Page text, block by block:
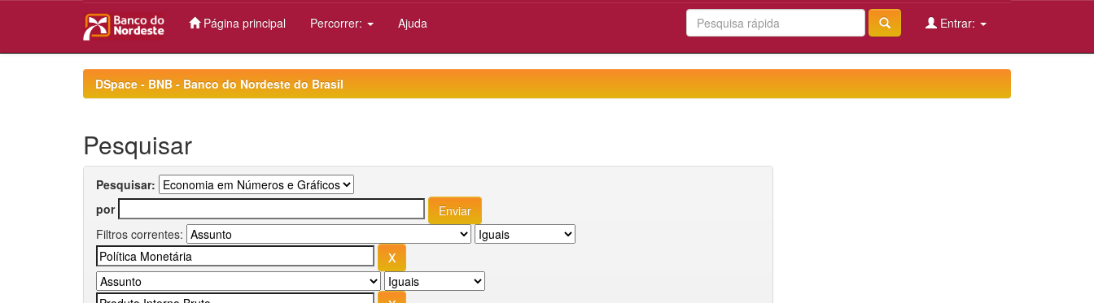
Página principal Percorrer: Ajuda Entrar:
DSpace - BNB - Banco do Nordeste do Brasil
Pesquisar
Pesquisar:
por
Filtros correntes: